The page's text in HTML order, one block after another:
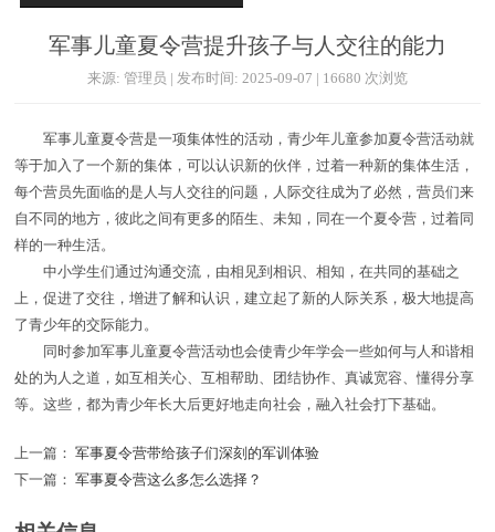
军事儿童夏令营提升孩子与人交往的能力
来源: 管理员 | 发布时间: 2025-09-07 | 16680 次浏览
军事儿童夏令营是一项集体性的活动，青少年儿童参加夏令营活动就
等于加入了一个新的集体，可以认识新的伙伴，过着一种新的集体生活，
每个营员先面临的是人与人交往的问题，人际交往成为了必然，营员们来
自不同的地方，彼此之间有更多的陌生、未知，同在一个夏令营，过着同
样的一种生活。
中小学生们通过沟通交流，由相见到相识、相知，在共同的基础之
上，促进了交往，增进了解和认识，建立起了新的人际关系，极大地提高
了青少年的交际能力。
同时参加军事儿童夏令营活动也会使青少年学会一些如何与人和谐相
处的为人之道，如互相关心、互相帮助、团结协作、真诚宽容、懂得分享
等。这些，都为青少年长大后更好地走向社会，融入社会打下基础。
上一篇： 军事夏令营带给孩子们深刻的军训体验
下一篇： 军事夏令营这么多怎么选择？